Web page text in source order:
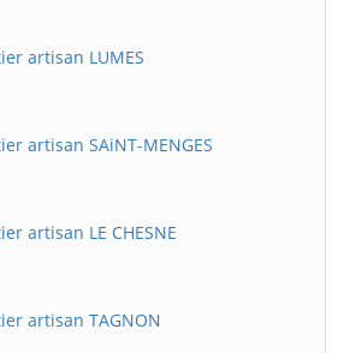
artisan LUMES
artisan SAiNT-MENGES
artisan LE CHESNE
artisan TAGNON